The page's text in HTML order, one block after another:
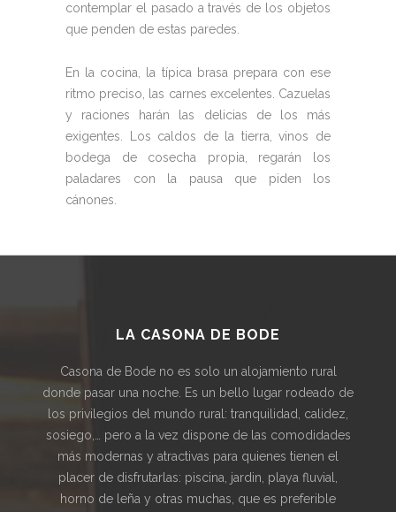
contemplar el pasado a través de los objetos
que penden de estas paredes.
En la cocina, la típica brasa prepara con ese
ritmo preciso, las carnes excelentes. Cazuelas
y raciones harán las delicias de los más
exigentes. Los caldos de la tierra, vinos de
bodega de cosecha propia, regarán los
paladares con la pausa que piden los
cánones.
LA CASONA DE BODE
Casona de Bode no es solo un alojamiento rural
donde pasar una noche. Es un bello lugar rodeado de
los privilegios del mundo rural: tranquilidad, calidez,
sosiego,… pero a la vez dispone de las comodidades
más modernas y atractivas para quienes tienen el
placer de disfrutarlas: piscina, jardin, playa fluvial,
horno de leña y otras muchas, que es preferible